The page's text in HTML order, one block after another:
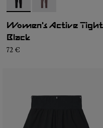
- N2CWAT1-001- N2CWAT1-002
Women's Active Tight
Black
72 €